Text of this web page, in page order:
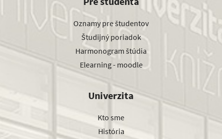
Oznamy pre študentov
Študijný poriadok
Harmonogram štúdia
Elearning - moodle
Univerzita
Kto sme
História